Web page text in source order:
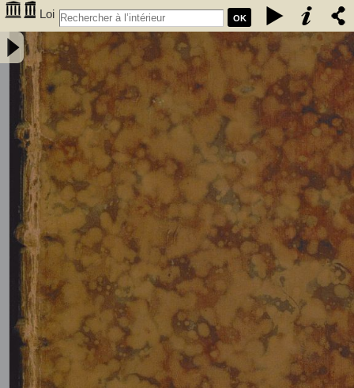
OK
Loi
fondamentale du Royaume des Pays-Bas, précedée du rapport
présenté au roi par la commission chargée de sa révision. Nouvelle
édition, revue avec soin, et augmentée d'une table des matières. -